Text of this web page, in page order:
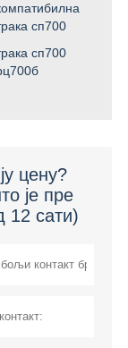
сп700
сп700
цену?
је пре
12 сати)